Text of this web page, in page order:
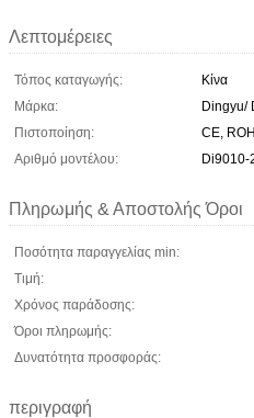
Λεπτομέρειες
Τόπος καταγωγής:
Κίνα
Μάρκα:
Dingyu/
Πιστοποίηση:
CE,
Αριθμό μοντέλου:
Πληρωμής & Αποστολής Όροι
Ποσότητα παραγγελίας min:
Τιμή:
Χρόνος παράδοσης:
Όροι πληρωμής:
Δυνατότητα προσφοράς:
περιγραφή